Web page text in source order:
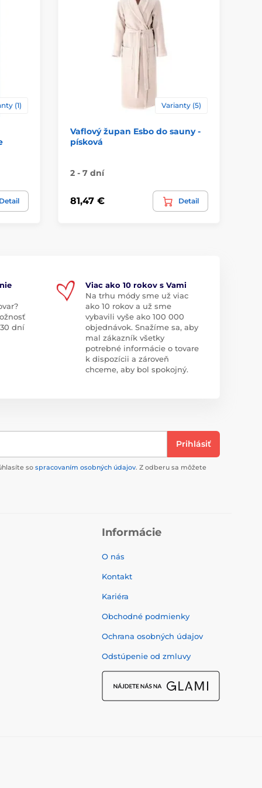
(1)
Detail
Varianty (5)
Vaflový župan Esbo do sauny -
písková
2 - 7 dní
81,47 € Detail
dní
Viac ako 10 rokov s Vami
Na trhu módy sme už viac
ako 10 rokov a už sme
vybavili vyše ako 100 000
objednávok. Snažíme sa, aby
mal zákazník všetky
potrebné informácie o tovare
k dispozícii a zároveň
chceme, aby bol spokojný.
Prihlásiť
so spracovaním osobných údajov. Z odberu sa môžete
Informácie
O nás
Kontakt
Kariéra
Obchodné podmienky
Ochrana osobných údajov
Odstúpenie od zmluvy